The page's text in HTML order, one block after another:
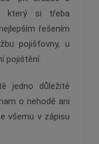
který si třeba
řešením
pojišťovny, u
pojištění.
jedno důležité
o nehodě ani
všemu v zápisu